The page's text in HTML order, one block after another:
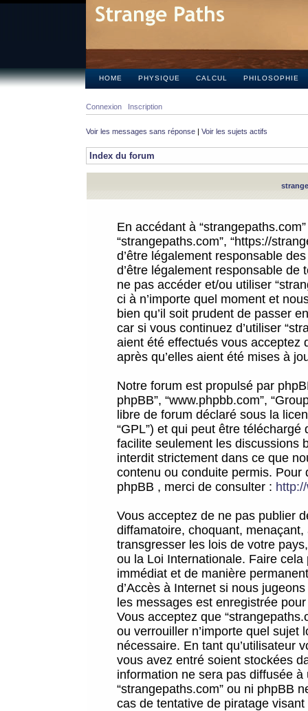
HOME PHYSIQUE CALCUL PHILOSOPHIE
Connexion Inscription
Voir les messages sans réponse | Voir les sujets actifs
Index du forum
En accédant à
“strangepaths.com”, “https://
d’être légalement responsable
d’être légalement responsable
ne pas accéder et/ou utiliser
ci à n’importe quel moment et
bien qu’il soit prudent de passer
car si vous continuez d’utiliser
aient été effectués vous acceptez
après qu’elles aient été mises à
Notre forum est propulsé par
phpBB”, “www.phpbb.com”,
libre de forum déclaré sous la
“GPL”) et qui peut être téléchargé
facilite seulement les discussions
interdit strictement dans ce que
contenu ou conduite permis.
phpBB , merci de consulter :
Vous acceptez de ne pas publier
diffamatoire, choquant,
transgresser les lois de votre
ou la Loi Internationale. Faire
immédiat et de manière
d’Accès à Internet si nous
les messages est enregistrée
Vous acceptez que
ou verrouiller n’importe quel sujet
nécessaire. En tant qu’utilisateur
vous avez entré soient stockées
information ne sera pas diffusée
“strangepaths.com” ou ni phpBB
cas de tentative de piratage